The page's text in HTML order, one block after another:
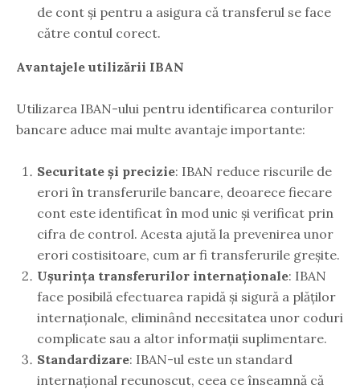
de cont și pentru a asigura că transferul se face
către contul corect.
Avantajele utilizării IBAN
Utilizarea IBAN-ului pentru identificarea conturilor
bancare aduce mai multe avantaje importante:
Securitate și precizie: IBAN reduce riscurile de
erori în transferurile bancare, deoarece fiecare
cont este identificat în mod unic și verificat prin
cifra de control. Acesta ajută la prevenirea unor
erori costisitoare, cum ar fi transferurile greșite.
Ușurința transferurilor internaționale: IBAN
face posibilă efectuarea rapidă și sigură a plăților
internaționale, eliminând necesitatea unor coduri
complicate sau a altor informații suplimentare.
Standardizare: IBAN-ul este un standard
internațional recunoscut, ceea ce înseamnă că